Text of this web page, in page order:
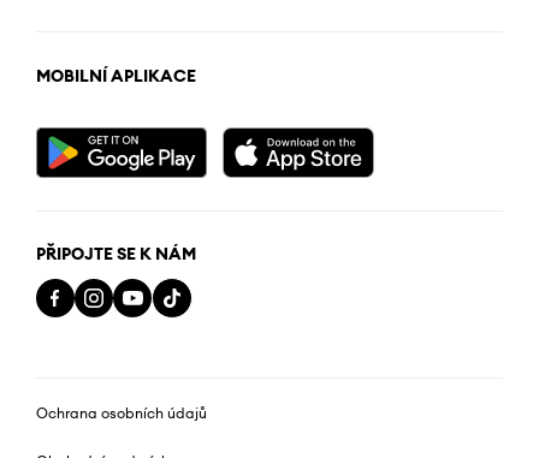
MOBILNÍ APLIKACE
PŘIPOJTE SE K NÁM
Ochrana osobních údajů